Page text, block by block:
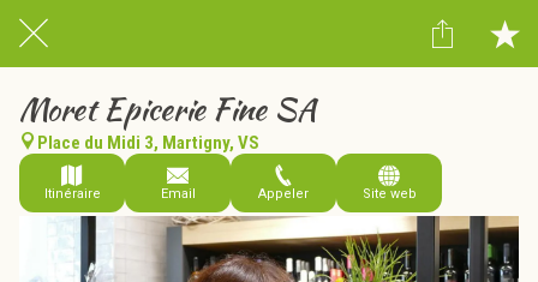
Moret Epicerie Fine SA
Place du Midi 3, Martigny, VS
Itinéraire Email Appeler Site web